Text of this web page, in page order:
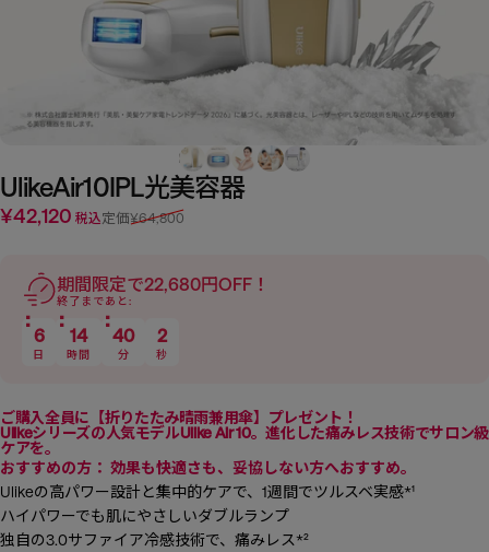
UlikeAir10IPL光美容器
セール価格
¥42,120 税込
通常価格 定価¥64,800
期間限定で22,680円OFF！
終了まであと:
6
日
14
時間
40
分
1
秒
ご購入全員に【折りたたみ晴雨兼用傘】プレゼント！
Ulikeシリーズの人気モデルUlike Air 10。進化した痛みレス技術でサロン級
ケアを。
おすすめの方： 効果も快適さも、妥協しない方へおすすめ。
Ulikeの高パワー設計と集中的ケアで、1週間でツルスベ実感*¹
ハイパワーでも肌にやさしいダブルランプ
独自の3.0サファイア冷感技術で、痛みレス*²